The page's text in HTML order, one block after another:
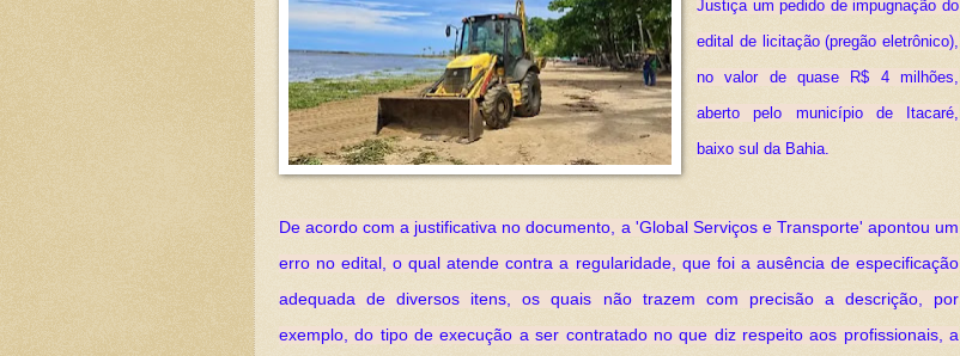
Justiça um pedido de impugnação do
edital de licitação (pregão eletrônico),
no valor de quase R$ 4 milhões,
aberto pelo município de Itacaré,
baixo sul da Bahia.
De acordo com a justificativa no documento, a 'Global Serviços e Transporte' apontou um
erro no edital, o qual atende contra a regularidade, que foi a ausência de especificação
adequada de diversos itens, os quais não trazem com precisão a descrição, por
exemplo, do tipo de execução a ser contratado no que diz respeito aos profissionais, a